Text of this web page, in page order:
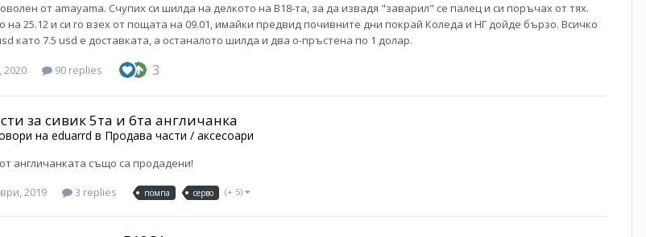
от amayama. Счупих си шилда на делкото на B18-та, за да извадя "заварил" се палец и си поръчах от тях.
на 25.12 и си го взех от пощата на 09.01, имайки предвид почивните дни покрай Коледа и НГ дойде бързо. Всичко
като 7.5 usd е доставката, а останалото шилда и два о-пръстена по 1 долар.
2020 90 replies 3
за сивик 5та и 6та англичанка
на eduarrd в Продава части / аксесоари
англичанката също са продадени!
2019
3 replies помпа серво (+ 5)